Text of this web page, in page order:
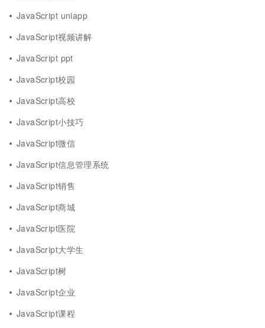
JavaScript uniapp
JavaScript视频讲解
JavaScript ppt
JavaScript校园
JavaScript高校
JavaScript小技巧
JavaScript微信
JavaScript信息管理系统
JavaScript销售
JavaScript商城
JavaScript医院
JavaScript大学生
JavaScript树
JavaScript企业
JavaScript课程